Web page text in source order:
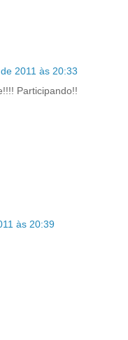
2011 às 20:33
Participando!!
às 20:39